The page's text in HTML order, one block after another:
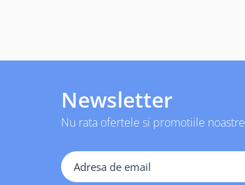
Solutii specializate
Solutii professionale pentru
spalatorii auto
Newsletter
Nu rata ofertele si promotiile noastre